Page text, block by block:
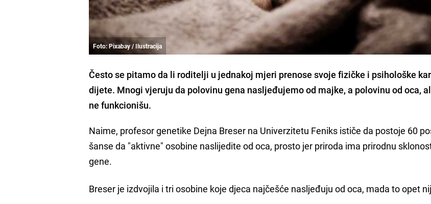
Foto: Pixabay / Ilustracija
Često se pitamo da li roditelji u jednakoj mjeri prenose svoje fizičke i psihološke
dijete. Mnogi vjeruju da polovinu gena nasljeđujemo od majke, a polovinu od oca,
ne funkcionišu.
Naime, profesor genetike Dejna Breser na Univerzitetu Feniks ističe da postoje 60
šanse da "aktivne" osobine naslijedite od oca, prosto jer priroda ima prirodnu
gene.
Breser je izdvojila i tri osobine koje djeca najčešće nasljeđuju od oca, mada to opet